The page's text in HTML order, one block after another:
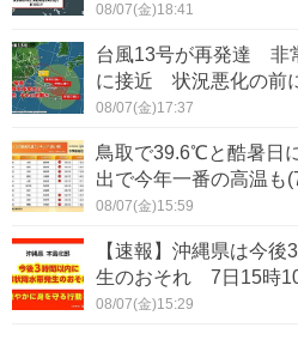
08/07(金)18:41
台風13号が再発達 非
に接近 状況悪化の前
08/07(金)17:37
鳥取で39.6℃と酷暑
出で今年一番の高温も
08/07(金)15:59
【速報】沖縄県は今
生のおそれ 7日15時
08/07(金)15:29